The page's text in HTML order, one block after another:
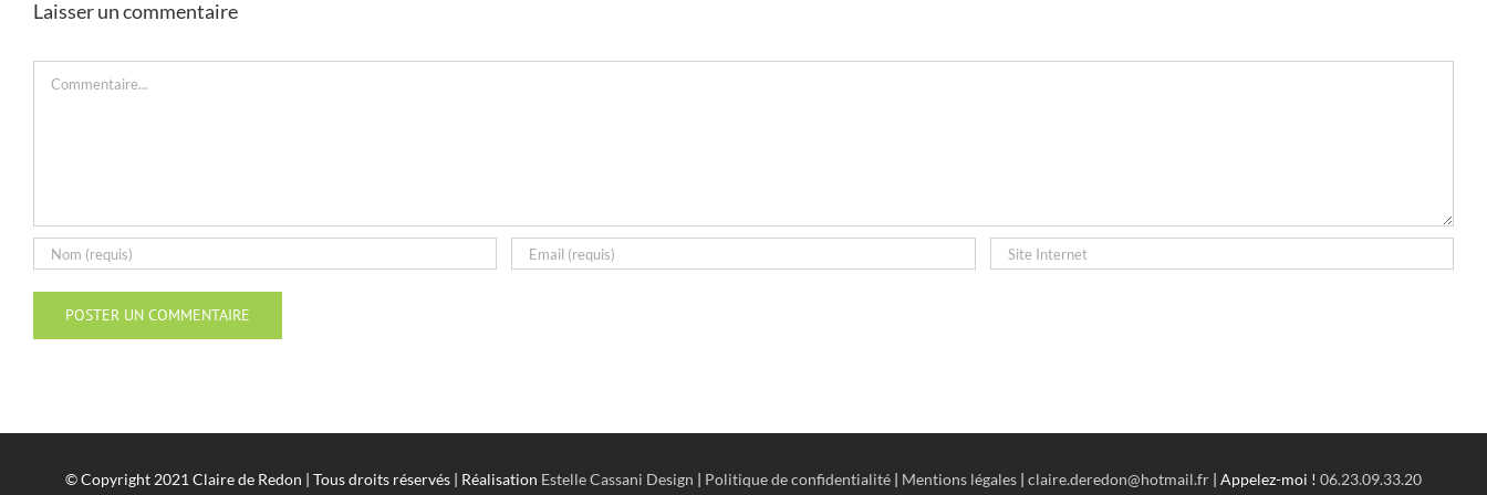
Laisser un commentaire
© Copyright 2021 Claire de Redon | Tous droits réservés | Réalisation Estelle Cassani Design | Politique de confidentialité | Mentions légales | claire.deredon@hotmail.fr | Appelez-moi ! 06.23.09.33.20